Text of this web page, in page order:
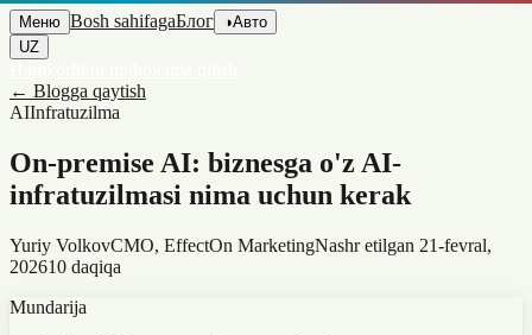
Меню Bosh sahifagaБлог ◑Авто
UZ
← Blogga qaytish
AIInfratuzilma
On-premise AI: biznesga o'z AI-
infratuzilmasi nima uchun kerak
Yuriy VolkovCMO, EffectOn MarketingNashr etilgan 21-fevral,
202610 daqiqa
Mundarija